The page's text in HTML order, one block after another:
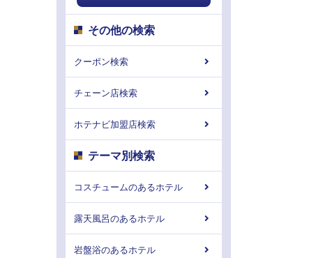
その他の検索
クーポン検索
チェーン店検索
ホテナビ加盟店検索
テーマ別検索
コスチュームのあるホテル
露天風呂のあるホテル
岩盤浴のあるホテル